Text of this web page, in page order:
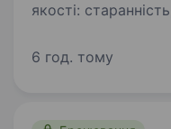
якості:
робити: Завантажувати/вивантажувати
6 год. тому